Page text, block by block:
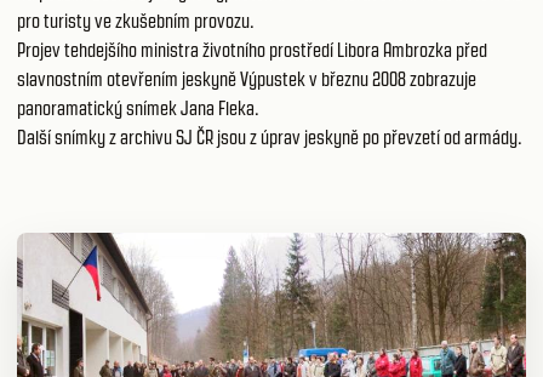
pro turisty ve zkušebním provozu.
Projev tehdejšího ministra životního prostředí Libora Ambrozka před
slavnostním otevřením jeskyně Výpustek v březnu 2008 zobrazuje
panoramatický snímek Jana Fleka.
Další snímky z archivu SJ ČR jsou z úprav jeskyně po převzetí od armády.